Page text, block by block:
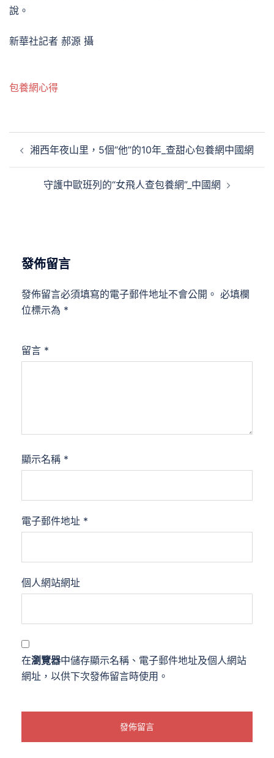
說。
新華社記者 郝源 攝
包養網心得
章 湘西年夜山里，5個“他”的10年_查甜心包養網中國網
守護中歐班列的“女飛人查包養網”_中國網
發佈留言
發佈留言必須填寫的電子郵件地址不會公開。 必填欄
位標示為 *
留言 *
顯示名稱 *
電子郵件地址 *
個人網站網址
在瀏覽器中儲存顯示名稱、電子郵件地址及個人網站
網址，以供下次發佈留言時使用。